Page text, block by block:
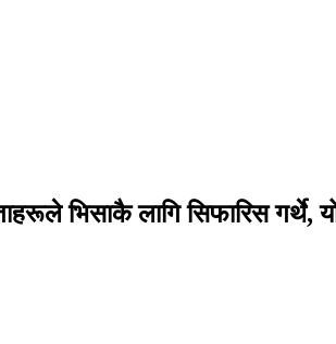
भिसाकै लागि सिफारिस गर्थे,